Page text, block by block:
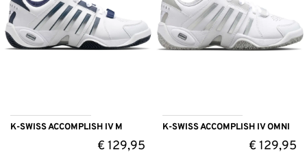
K-SWISS ACCOMPLISH IV M
€129,95
K-SWISS ACCOMPLISH IV OMNI
€129,95